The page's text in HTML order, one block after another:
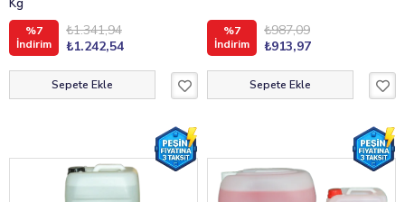
Kg
%7
İndirim
₺1.242,54
₺1.341,94
Sepete Ekle
%7
İndirim
₺913,97
₺987,09
Sepete Ekle